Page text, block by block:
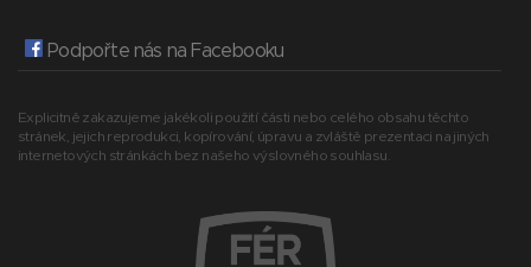
Podpořte nás na Facebooku
Explicitně zakazujeme jakékoli použití části nebo celého obsahu těchto
stránek, jejich reprodukci, kopírování, úpravu a zvláště prezentaci na jiných
internetových stránkách bez našeho výslovného souhlasu.